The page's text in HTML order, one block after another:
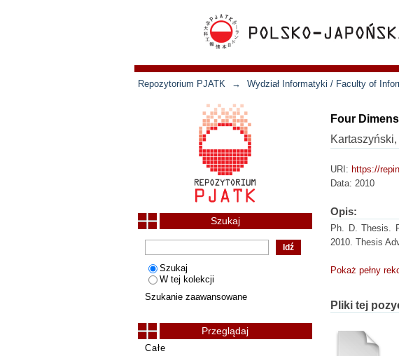
Repozytorium PJATK → Wydział Informatyki / Faculty of
Four
URI: https://
Data: 2010
Opis:
Ph. D. Thesis.
2010. Thesis
Pokaż pełny
Pliki tej
Szukaj
Szukaj
W tej kolekcji
Szukanie zaawansowane
Przeglądaj
Całe